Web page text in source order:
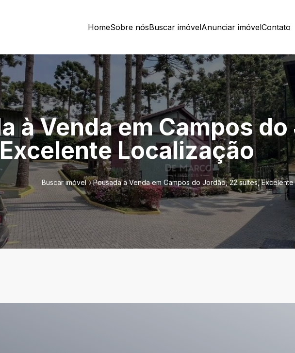
HomeSobre nósBuscar imóvelAnunciar imóvelContato
à Venda em Campos
Localização
Buscar imóvel Pousada à Venda em Campos do Jordão, 22 suítes,